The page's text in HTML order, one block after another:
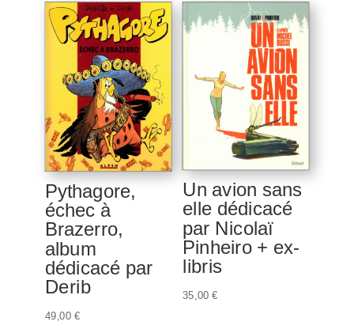
Pythagore,
échec à
Brazerro,
album
dédicacé par
Derib
49,00 €
Un avion sans
elle dédicacé
par Nicolaï
Pinheiro + ex-
libris
35,00€